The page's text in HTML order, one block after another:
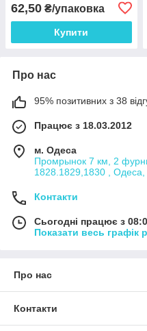
62,50 ₴/упаковка
Купити
Про нас
95% позитивних з 38
Працює з 18.03.2012
м. Одеса
Промрынок 7 км, 2
1828.1829,1830 , Одеса,
Контакти
Сьогодні працює з
Показати весь графік
Про нас
Контакти